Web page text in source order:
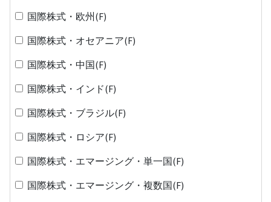
国際株式・欧州(F)
国際株式・オセアニア(F)
国際株式・中国(F)
国際株式・インド(F)
国際株式・ブラジル(F)
国際株式・ロシア(F)
国際株式・エマージング・単一国(F)
国際株式・エマージング・複数国(F)